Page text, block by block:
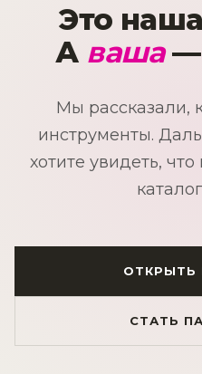
Это
А ваша—
Мы рассказали,
инструменты.
хотите увидеть,
ОТКРЫТЬ
СТАТЬ